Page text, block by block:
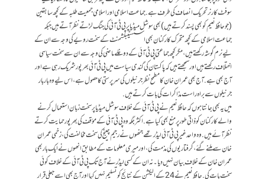
سوفٹ کارنر تحریک انصاف کی طرف ہے . جماعت اسلامی اوراسلامی جمعیت طلبہ کے کچھ سابقین
(جو حافظ نعیم کو بھی پسند کرتے ہیں) بھی سوشل میڈیا پرپی ٹی آئی کی جنگ لڑتے نظر آتے ہیں جبکہ
جماعت اسلامی کے کچھ متحرک کارکنان بھی اسسٹیبلشمنٹ کے سخت رویے کی وجہ سے ان کے
لیے نرم گوشہ رکھتے ہیں،مگر کچھ جماعتی پی ٹی آئی کے دوغلے ماضی کی وجہ سے ان سے سخت سیاسی
اختلاف رکھتے ہیں اور سمجھتے ہیں کہ پاکستان کی گندی سیاست میں پی ٹی آئی بھر پور شریک رہی ہے اور
آج بھی ہے . آج بھی عمران خان کا مطمح نظر جرنیلوں کی سرپرستی کا حصول ہے، اس لیے وہ بار بار
جرنیلوں سےبراہ راست مذاکرات کی بات کرتے ہیں.
میں یہ بھی جانتا ہوں کہ حافظ نعیم نے پی ٹی آئی کے خلاف سوشل میڈیا پر سخت زبان استعمال کرنے
والے کارکنان کو ذاتی طور پر منع بھی کیا ہے. اکثر جگہ وہ پی ٹی آئی کے مؤقف کی بھر پور حمایت کرتے
نظر آئے ہیں. وہ واحد غیر پی ٹی آئی لیڈر تھے جنھوں نے رجیم چینج کی سخت مخالفت کی، زخمی عمران
خان سے ملنے گئے، گرفتاریوں کی مذمت کی، اور میری معلومات کے مطابق انھوں نے ایک بار بھی
عمران خان کے خلاف بیان نہیں دیا۔ نہ ان کے کسی لیڈر نے آج تک پی ٹی آئی کے خلاف کوئی
سخت بات کی. حافظ نعیم نے 24 کے الیکشن کے نتائج کو تسلیم نہیں کیا اور آج بھی اسے جعلی قرار